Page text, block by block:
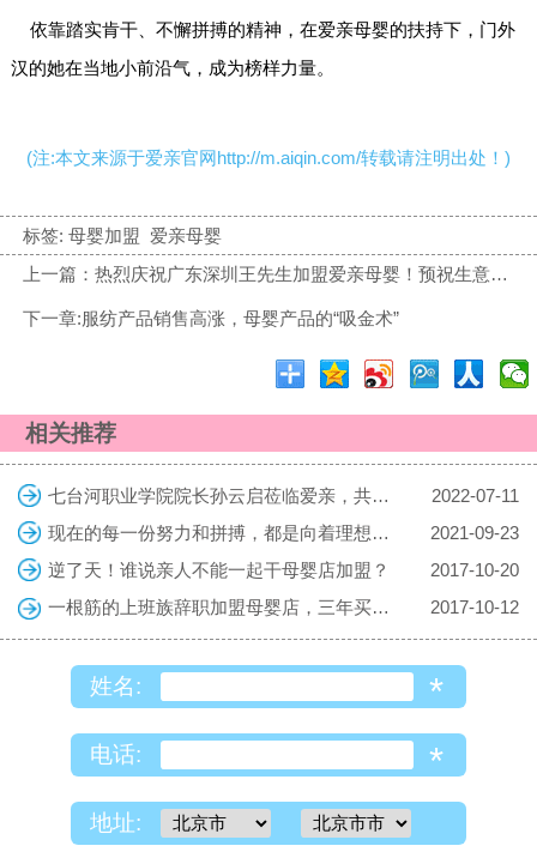
依靠踏实肯干、不懈拼搏的精神，在爱亲母婴的扶持下，门外
汉的她在当地小前沿气，成为榜样力量。
(注:本文来源于爱亲官网http://m.aiqin.com/转载请注明出处！)
标签: 母婴加盟 爱亲母婴
上一篇：热烈庆祝广东深圳王先生加盟爱亲母婴！预祝生意兴隆！
下一章:服纺产品销售高涨，母婴产品的“吸金术”
相关推荐
七台河职业学院院长孙云启莅临爱亲，共探校企合作共育复合型人才
2022-07-11
现在的每一份努力和拼搏，都是向着理想的生活迈进，勇敢向前吧！
2021-09-23
逆了天！谁说亲人不能一起干母婴店加盟？
2017-10-20
一根筋的上班族辞职加盟母婴店，三年买车房
2017-10-12
姓名: *
电话: *
地址: